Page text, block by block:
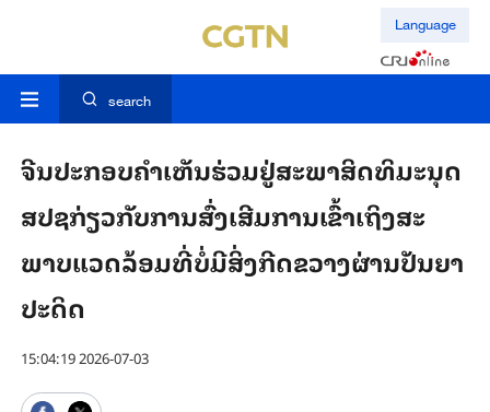
Language
search
ຈີນ​​ປະ​ກອບ​ຄຳ​ເຫັນ​ຮ່ວມຢູ່​ສະ​ພາ​ສິດ​ທິ​ມະ​ນຸດ​
ສ​ປ​ຊກ່ຽວ​ກັບ​ການ​ສົ່ງ​ເສີມ​ການ​ເຂົ້າ​ເຖິງ​ສະ​
ພາບ​ແວດ​ລ້ອມ​ທີ່​ບໍ່​ມີ​ສິ່ງ​ກີດ​ຂວາງ​ຜ່ານ​ປັນ​ຍາ​
ປະ​ດິດ
15:04:19 2026-07-03